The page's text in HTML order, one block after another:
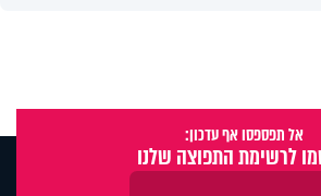
אל תפספסו אף עדכון:
לרשימת התפוצה שלנו